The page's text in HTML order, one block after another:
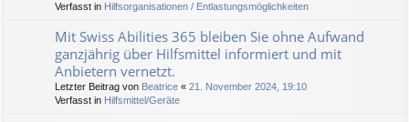
Verfasst in Hilfsorganisationen / Entlastungsmöglichkeiten
Mit Swiss Abilities 365 bleiben Sie ohne Aufwand
ganzjährig über Hilfsmittel informiert und mit
Anbietern vernetzt.
Letzter Beitrag von Beatrice « 21. November 2024, 19:10
Verfasst in Hilfsmittel/Geräte